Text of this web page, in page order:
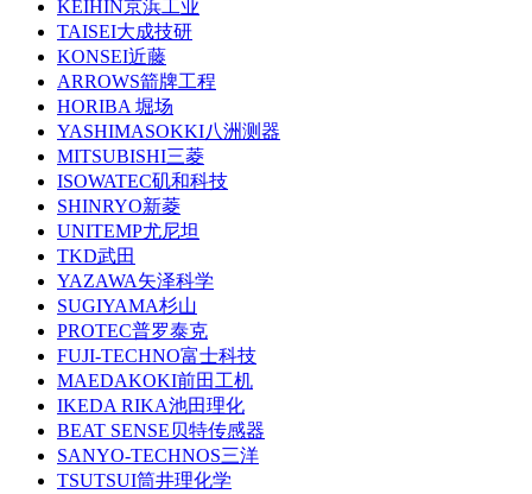
KEIHIN京浜工业
TAISEI大成技研
KONSEI近藤
ARROWS箭牌工程
HORIBA 堀场
YASHIMASOKKI八洲测器
MITSUBISHI三菱
ISOWATEC矶和科技
SHINRYO新菱
UNITEMP尤尼坦
TKD武田
YAZAWA矢泽科学
SUGIYAMA杉山
PROTEC普罗泰克
FUJI-TECHNO富士科技
MAEDAKOKI前田工机
IKEDA RIKA池田理化
BEAT SENSE贝特传感器
SANYO-TECHNOS三洋
TSUTSUI筒井理化学